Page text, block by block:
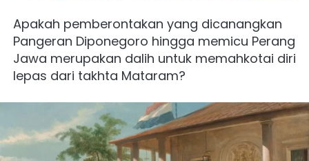
Apakah pemberontakan yang dicanangkan
Pangeran Diponegoro hingga memicu Perang
Jawa merupakan dalih untuk memahkotai diri
lepas dari takhta Mataram?